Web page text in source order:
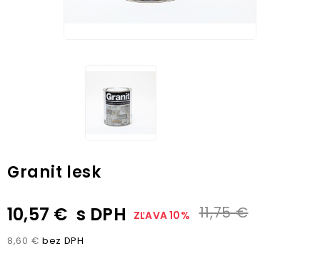
Granit lesk
10,57 € s DPH ZĽAVA 10% 11,75 €
8,60 € bez DPH